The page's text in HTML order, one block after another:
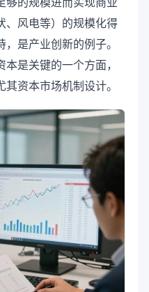
、风电等）的规模化得
是产业创新的例子。
是关键的一个方面，
资本市场机制设计。